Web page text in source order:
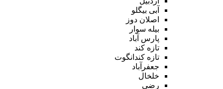
آبی بیگلو
اصلان دوز
بیله سوار
پارس آباد
تازه کند
تازه کندانگوت
جعفرآباد
خلخال
رضی